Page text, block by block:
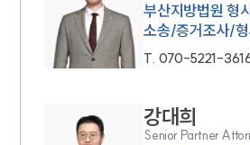
부산지방법원 형
소송/증거조사/
T. 070-5221-
강대희
Senior Partner